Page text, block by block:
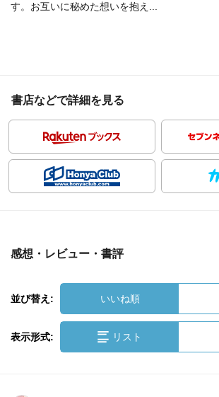
す。お互いに秘めた想いを抱え...
書店などで詳細を見る
感想・レビュー・書評
並び替え: いいね順
表示形式: リスト